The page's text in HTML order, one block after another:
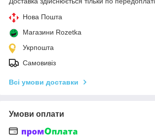
Нова Пошта
Магазини Rozetka
Укрпошта
Самовивіз
Всі умови доставки
Умови оплати